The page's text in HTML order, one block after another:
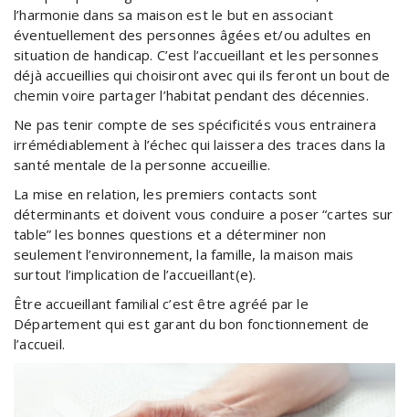
l’harmonie dans sa maison est le but en associant
éventuellement des personnes âgées et/ou adultes en
situation de handicap. C’est l’accueillant et les personnes
déjà accueillies qui choisiront avec qui ils feront un bout de
chemin voire partager l’habitat pendant des décennies.
Ne pas tenir compte de ses spécificités vous entrainera
irrémédiablement à l’échec qui laissera des traces dans la
santé mentale de la personne accueillie.
La mise en relation, les premiers contacts sont
déterminants et doivent vous conduire a poser “cartes sur
table” les bonnes questions et a déterminer non
seulement l’environnement, la famille, la maison mais
surtout l’implication de l’accueillant(e).
Être accueillant familial c’est être agréé par le
Département qui est garant du bon fonctionnement de
l’accueil.